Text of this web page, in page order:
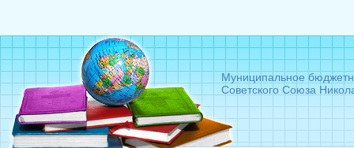
Муниципальное
Советского Союза